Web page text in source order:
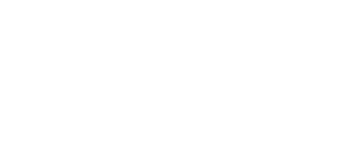
alla ricerca di innovazioni e ci